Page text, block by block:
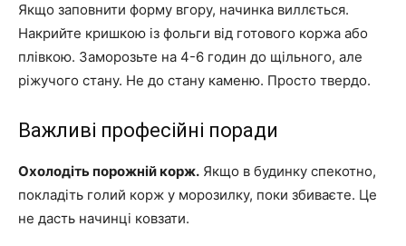
Якщо заповнити форму вгору, начинка виллється.
Накрийте кришкою із фольги від готового коржа або
плівкою. Заморозьте на 4-6 годин до щільного, але
ріжучого стану. Не до стану каменю. Просто твердо.
Важливі професійні поради
Охолодіть порожній корж. Якщо в будинку спекотно,
покладіть голий корж у морозилку, поки збиваєте. Це
не дасть начинці ковзати.